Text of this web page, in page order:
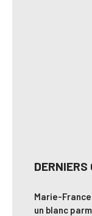
DERNIERS
Marie-
un blanc